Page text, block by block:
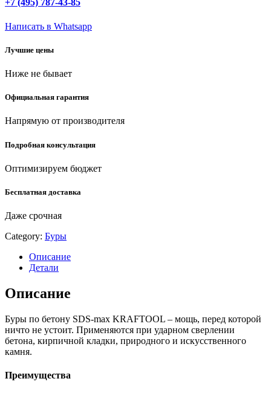
800/920
SDS-
бур
920-
quantity
+7 (495) 787-43-85
Написать в Whatsapp
Лучшие цены
Ниже не бывает
Официальная гарантия
Напрямую от производителя
Подробная консультация
Оптимизируем бюджет
Бесплатная доставка
Даже срочная
Category: Буры
Описание
Детали
Описание
Буры по бетону SDS-max KRAFTOOL – мощь, перед которой
ничто не устоит. Применяются при ударном сверлении
бетона, кирпичной кладки, природного и искусственного
камня.
Преимущества